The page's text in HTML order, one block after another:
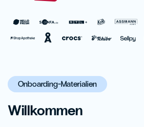
Onboarding-Materialien
Willkommen